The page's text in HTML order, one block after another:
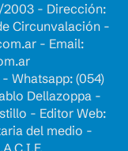
2003 - Dirección:
Circunvalación -
- Email:
Whatsapp: (054)
Dellazoppa -
- Editor Web:
del medio -